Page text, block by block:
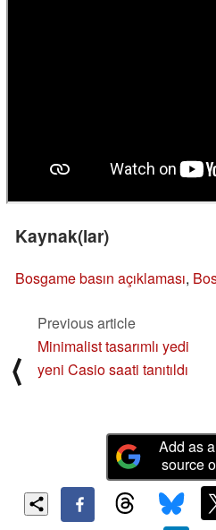
Kaynak(lar)
Bosgame basın açıklaması,
⟨
Previous article
Minimalist tasarımlı yedi
yeni Casio saati tanıtıldı
Add as
source